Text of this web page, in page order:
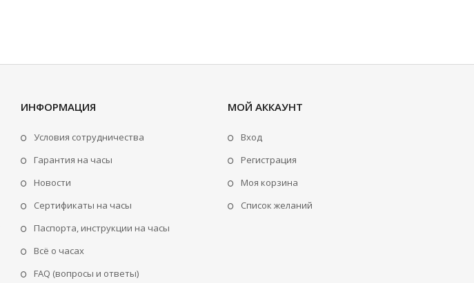
ИНФОРМАЦИЯ
Условия сотрудничества
Гарантия на часы
Новости
Сертификаты на часы
Паспорта, инструкции на часы
Всё о часах
FAQ (вопросы и ответы)
МОЙ АККАУНТ
Вход
Регистрация
Моя корзина
Cписок желаний